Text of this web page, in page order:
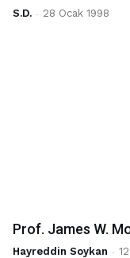
S.D. - 28 Ocak 1998
Prof. James W.
Hayreddin Soykan -